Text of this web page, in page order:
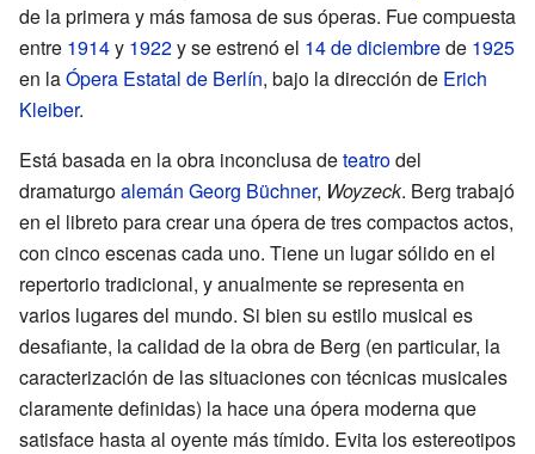
de la primera y más famosa de sus óperas. Fue compuesta
entre 1914y 1922y se estrenó el 14 de diciembrede 1925
en laÓpera Estatal de Berlín, bajo la dirección de Erich
Kleiber.
Está basada en la obra inconclusa deteatrodel
dramaturgoalemán Georg Büchner, Woyzeck. Berg trabajó
en el libreto para crear una ópera de tres compactos actos,
con cinco escenas cada uno. Tiene un lugar sólido en el
repertorio tradicional, y anualmente se representa en
varios lugares del mundo. Si bien su estilo musical es
desafiante, la calidad de la obra de Berg (en particular, la
caracterización de las situaciones con técnicas musicales
claramente definidas) la hace una ópera moderna que
satisface hasta al oyente más tímido. Evita los estereotipos